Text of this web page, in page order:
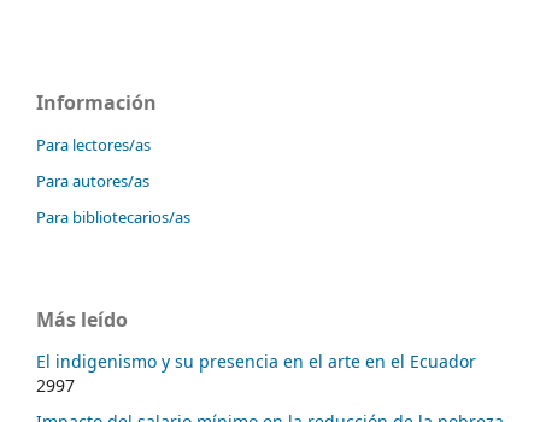
Información
Para lectores/as
Para autores/as
Para bibliotecarios/as
Más leído
El indigenismo y su presencia en el arte en el Ecuador
2997